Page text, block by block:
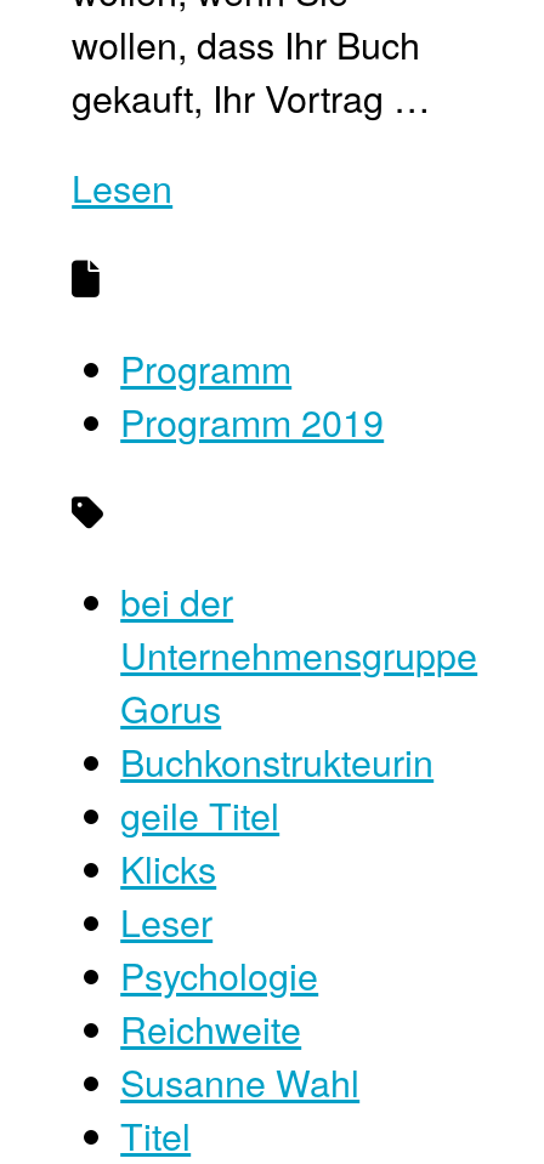
wollen, dass Ihr Buch
gekauft, Ihr Vortrag …
Lesen
Programm
Programm 2019
bei der
Unternehmensgruppe
Gorus
Buchkonstrukteurin
geile Titel
Klicks
Leser
Psychologie
Reichweite
Susanne Wahl
Titel